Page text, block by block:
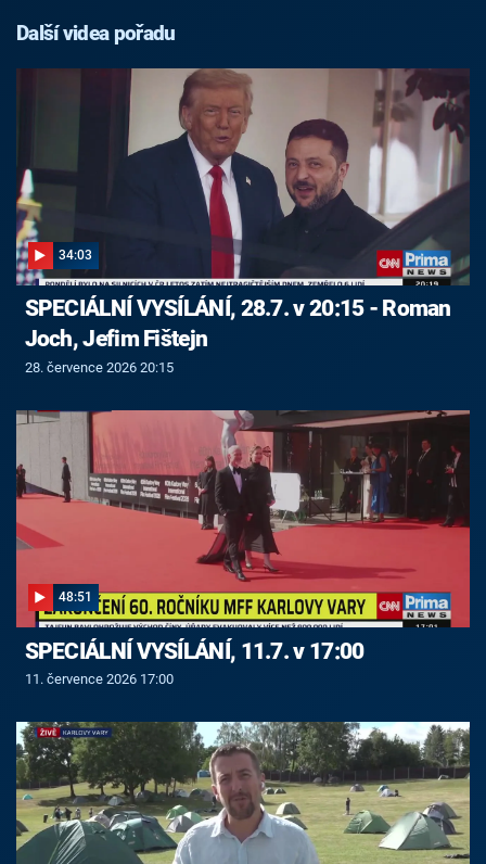
Další videa pořadu
34:03
SPECIÁLNÍ VYSÍLÁNÍ, 28.7. v 20:15 - Roman
Joch, Jefim Fištejn
28. července 2026 20:15
48:51
SPECIÁLNÍ VYSÍLÁNÍ, 11.7. v 17:00
11. července 2026 17:00